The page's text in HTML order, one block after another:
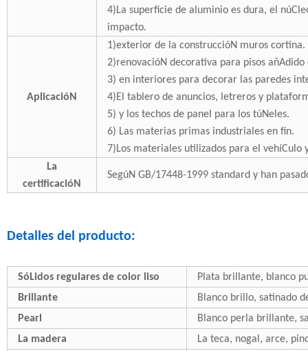
4)La superficie de aluminio es dura, el
impacto.
AplicacióN
1)exterior de la construccióN muros cortina.
2)renovacióN decorativa para pisos
3) en interiores para decorar las paredes
4)El tablero de anuncios, letreros y
5) y los techos de panel para los túNeles.
6) Las materias primas industriales en fin.
7)Los materiales utilizados para el vehíCulo
La
certificacióN
SegúN GB/17448-1999 standard y han
Detalles del producto:
SóLidos regulares de color liso
Plata brillante, blanco
Brillante
Blanco brillo, satinado
Pearl
Blanco perla brillante,
La madera
La teca, nogal, arce,